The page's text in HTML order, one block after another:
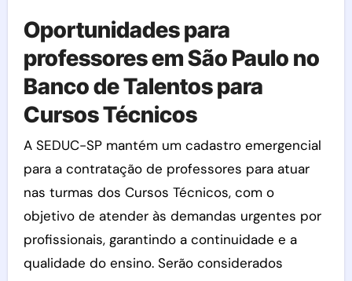
Oportunidades para
professores em São Paulo no
Banco de Talentos para
Cursos Técnicos
A SEDUC-SP mantém um cadastro emergencial
para a contratação de professores para atuar
nas turmas dos Cursos Técnicos, com o
objetivo de atender às demandas urgentes por
profissionais, garantindo a continuidade e a
qualidade do ensino. Serão considerados